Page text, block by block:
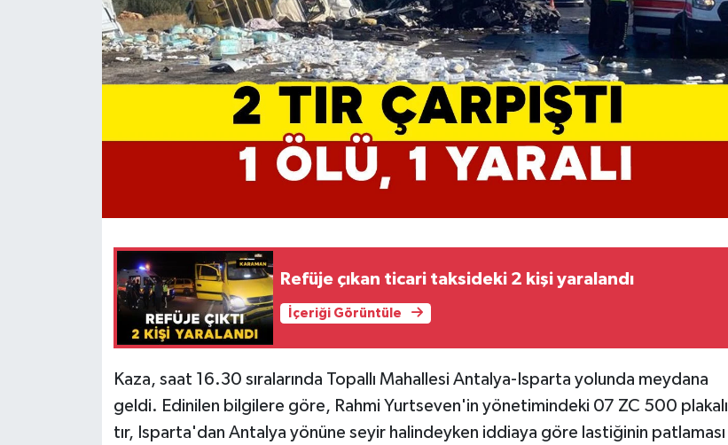
Refüje çıkan ticari taksideki 2 kişi yaralandı
İçeriği Görüntüle
Kaza, saat 16.30 sıralarında Topallı Mahallesi Antalya-Isparta yolunda meydana
geldi. Edinilen bilgilere göre, Rahmi Yurtseven'in yönetimindeki 07 ZC 500 plakalı
tır, Isparta'dan Antalya yönüne seyir halindeyken iddiaya göre lastiğinin patlaması